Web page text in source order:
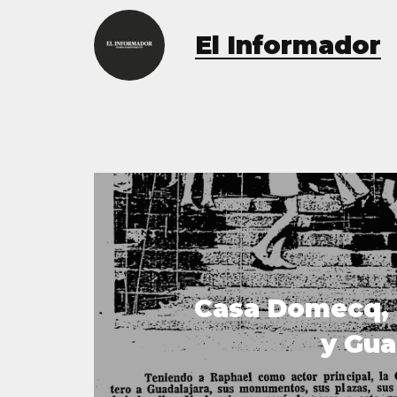
El Informador
Casa Domecq,
y